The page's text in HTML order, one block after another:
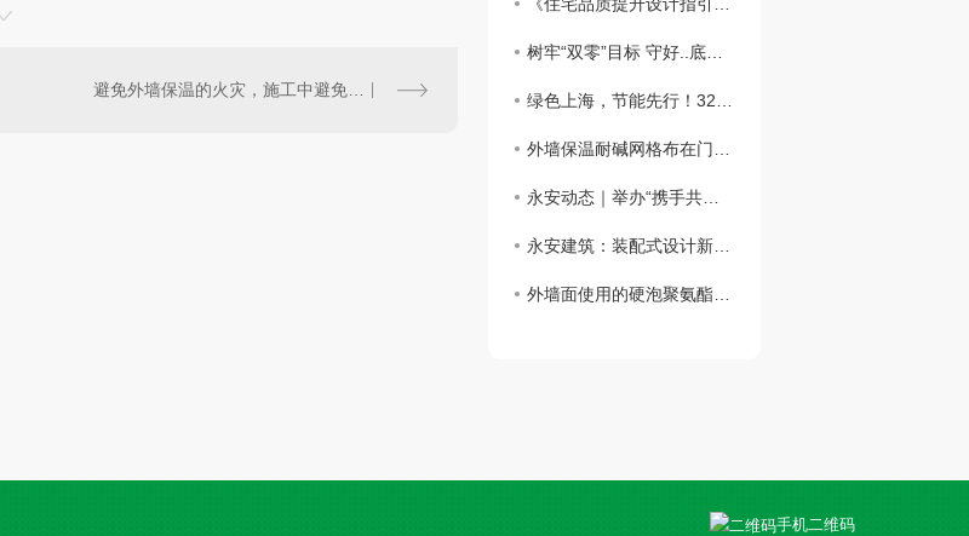
避免外墙保温的火灾，施工中避免空腔出现
​《住宅品质提升设计指引》：鼓励按照近零能耗建筑建设
树牢“双零”目标 守好..底线，做好外墙保温工程
绿色上海，节能先行！3200万平方米建筑穿上“保温外衣”，外墙保温材料助力城市绿色发展
外墙保温耐碱网格布在门窗口翻包做法？？
永安动态｜举办“携手共进、关怀员工”主题活动
永安建筑：装配式设计新突破，硬泡聚氨酯复合陶瓷薄板一体板方案，成本降低，施工效率高
外墙面使用的硬泡聚氨酯复合陶瓷薄板一体板有何魅力？
手机二维码